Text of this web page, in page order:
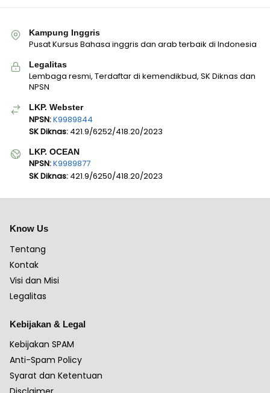
Kampung Inggris
Pusat Kursus Bahasa inggris dan arab terbaik di Indonesia
Legalitas
Lembaga resmi, Terdaftar di kemendikbud, SK Diknas dan
NPSN
LKP. Webster
NPSN:K9989844
SK Diknas: 421.9/6252/418.20/2023
LKP. OCEAN
NPSN:K9989877
SK Diknas: 421.9/6250/418.20/2023
Know Us
Tentang
Kontak
Visi dan Misi
Legalitas
Kebijakan & Legal
Kebijakan SPAM
Anti-Spam Policy
Syarat dan Ketentuan